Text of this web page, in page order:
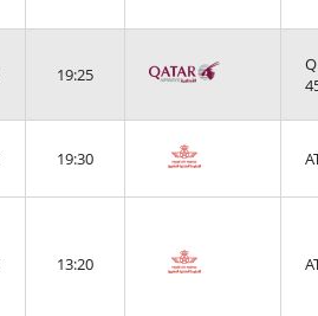
19:25
19:30
13:20